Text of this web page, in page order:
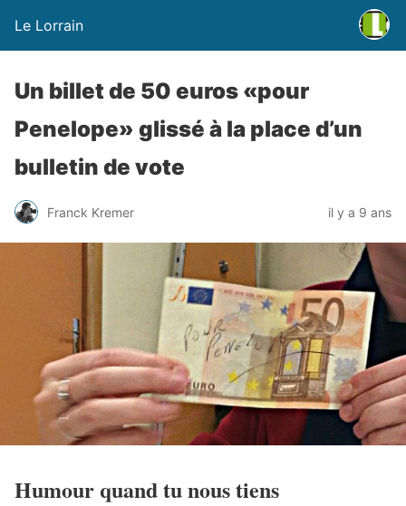
Le Lorrain
Un billet de 50 euros «pour
Penelope» glissé à la place d’un
bulletin de vote
Franck Kremer il y a 9 ans
Humour quand tu nous tiens